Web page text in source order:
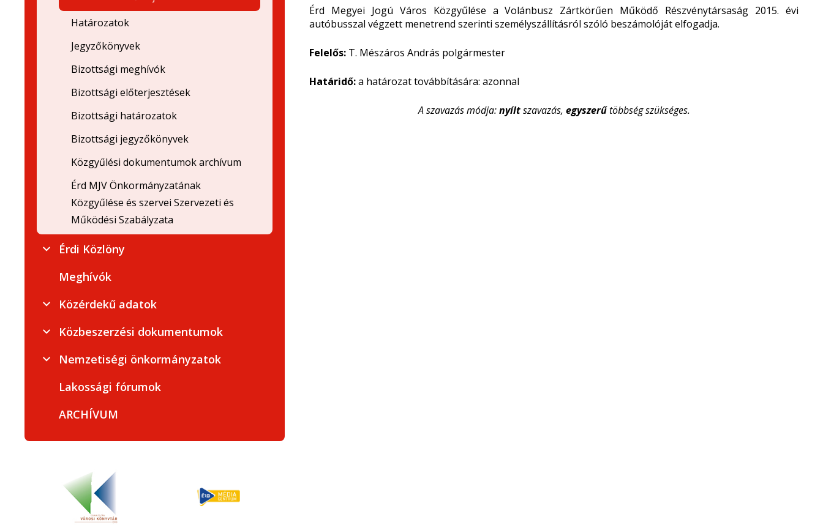
Érd Megyei Jogú Város Közgyűlése a Volánbusz Zártkörűen Működő Részvénytársaság 2015. évi
autóbusszal végzett menetrend szerinti személyszállításról szóló beszámolóját elfogadja.
Felelős: T. Mészáros András polgármester
Határidő:a határozat továbbítására: azonnal
A szavazás módja:nyíltszavazás, egyszerűtöbbség szükséges.
Határozatok
Jegyzőkönyvek
Bizottsági meghívók
Bizottsági előterjesztések
Bizottsági határozatok
Bizottsági jegyzőkönyvek
Közgyűlési dokumentumok archívum
Érd MJV Önkormányzatának
Közgyűlése és szervei Szervezeti és
Működési Szabályzata
Érdi Közlöny
Meghívók
Közérdekű adatok
Közbeszerzési dokumentumok
Nemzetiségi önkormányzatok
Lakossági fórumok
ARCHÍVUM